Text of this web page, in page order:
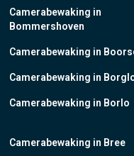
Camerabewaking in
Bommershoven
Camerabewaking in
Camerabewaking in
Camerabewaking in Borlo
Camerabewaking in Bree